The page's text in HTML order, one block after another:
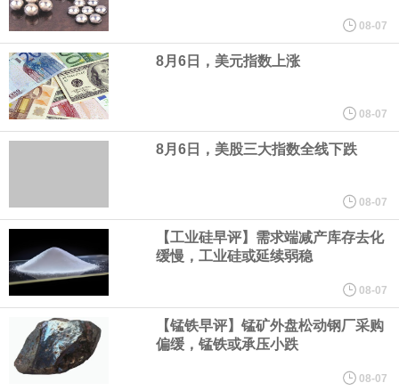
体“脸书（Facebook）”、“照片墙（Instagram）”的母公司美
国“元”公司应向该州一项基金支付5.67 亿美元，用于应对青少年因
使用其产品而面临的心理健康问题。 这一裁决源于今年早些时候的
一场审判。在那次审判中，新墨西哥州陪审团认定“元”公司需就涉嫌
导致青少年心理健康问题及利用其产品进行性剥削的行为，承担
3.75亿美元的罚款。这5.67亿美元是在3.75亿美元罚款基础上追加
白宫已邀请美国关键矿产行业的顶级高管周五与总统唐纳德·特朗普
会面。据知情人士透露，此次活动旨在展示为促进关键矿产开发和
08-07
8月6日，美元指数上涨
08-07
8月6日，美股三大指数全线下跌
08-07
【工业硅早评】需求端减产库存去化
缓慢，工业硅或延续弱稳
08-07
【锰铁早评】锰矿外盘松动钢厂采购
偏缓，锰铁或承压小跌
08-07